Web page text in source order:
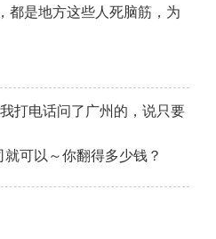
都是地方这些人死脑筋，为
打电话问了广州的，说只要
可以～你翻得多少钱？